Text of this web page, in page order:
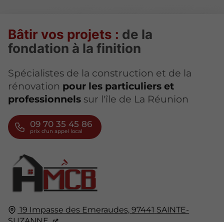
19 Impasse des Emeraudes, 97441 SAINTE-
Bâtir vos projets : de la
fondation à la finition
Spécialistes de la construction et de la
rénovation pour les particuliers et
professionnels sur l'île de La Réunion
09 70 35 45 86